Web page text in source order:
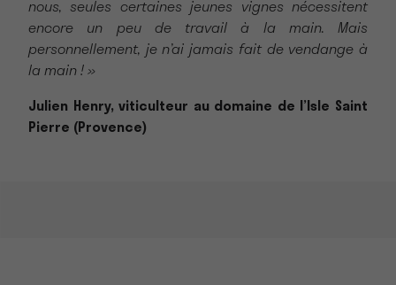
nous, seules certaines jeunes vignes nécessitent
encore un peu de travail à la main. Mais
personnellement, je n’ai jamais fait de vendange à
la main ! »
Julien Henry, viticulteur au domaine de l’Isle Saint
Pierre (Provence)